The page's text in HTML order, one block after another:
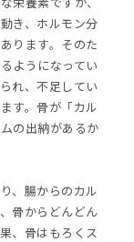
き、ホルモン分
ります。そのた
ようになってい
れ、不足してい
す。骨が「カル
の出納があるか
、腸からのカル
骨からどんどん
、骨はもろくス